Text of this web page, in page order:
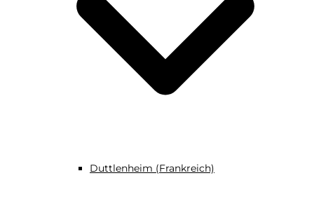
Duttlenheim (Frankreich)